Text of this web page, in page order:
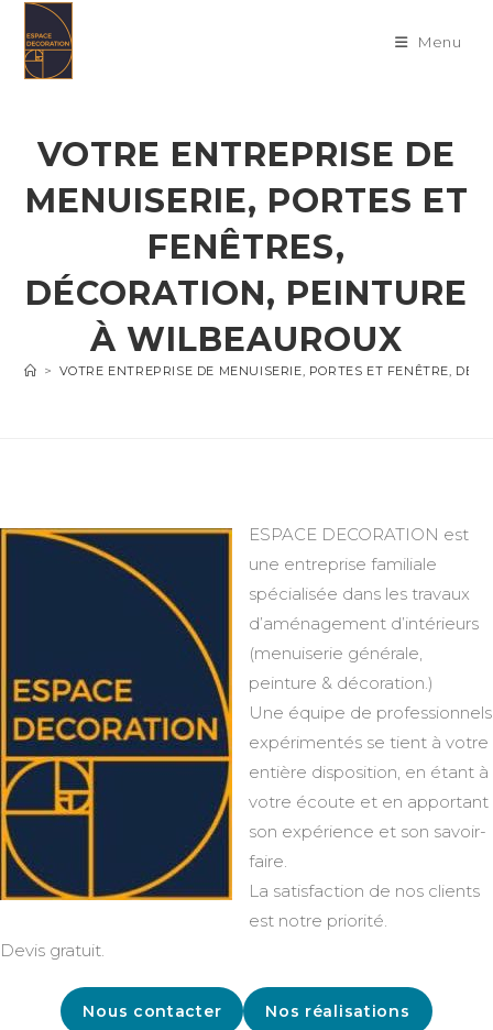
content
Menu
VOTRE ENTREPRISE DE
MENUISERIE, PORTES ET
FENÊTRES,
DÉCORATION, PEINTURE
À WILBEAUROUX
> VOTRE ENTREPRISE DE MENUISERIE, PORTES ET FENÊTRE,
ESPACE DECORATION est
une entreprise familiale
spécialisée dans les travaux
d’aménagement d’intérieurs
(menuiserie générale,
peinture & décoration.)
Une équipe de professionnels
expérimentés se tient à votre
entière disposition, en étant à
votre écoute et en apportant
son expérience et son savoir-
faire.
La satisfaction de nos clients
est notre priorité.
Devis gratuit.
Nous contacter Nos réalisations